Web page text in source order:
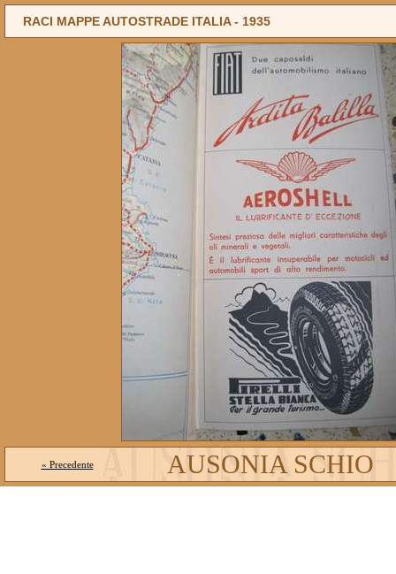
RACI MAPPE AUTOSTRADE ITALIA - 1935
« Precedente AUSONIA SCHIO